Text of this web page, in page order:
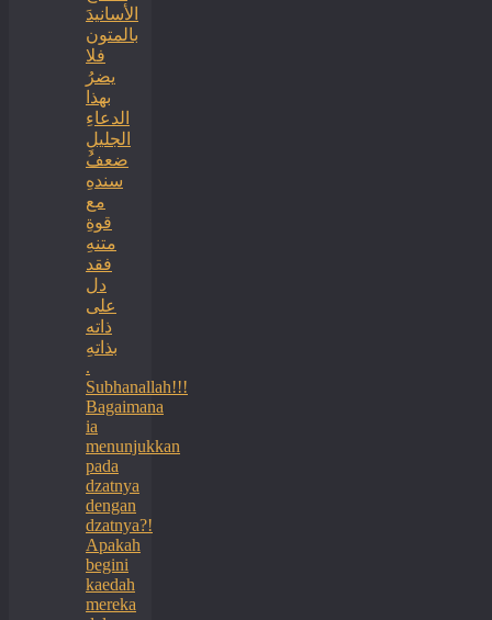
الأسانيدَ
بالمتون
فلا
يضرُ
بهذا
الدعاءِ
الجليلِ
ضعفُ
سندهِ
مع
قوةِ
متنهِ
فقد
دل
على
ذاته
بذاتهِ
.
Subhanallah!!!
Bagaimana
ia
menunjukkan
pada
dzatnya
dengan
dzatnya?!
Apakah
begini
kaedah
mereka